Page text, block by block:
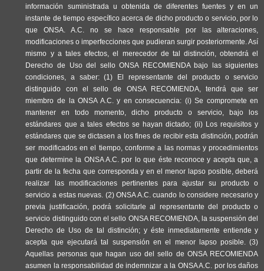
información suministrada u obtenida de diferentes fuentes y en un
instante de tiempo específico acerca de dicho producto o servicio, por lo
que ONSA. A.C. no se hace responsable por las alteraciones,
modificaciones o imperfecciones que pudieran surgir posteriormente. Así
mismo y a tales efectos, el merecedor de tal distinción, obtendrá el
Derecho de Uso del sello ONSA RECOMIENDA bajo las siguientes
condiciones, a saber: (1) El representante del producto o servicio
distinguido con el sello de ONSA RECOMIENDA, tendrá que ser
miembro de la ONSA A.C. y en consecuencia: (i) Se compromete en
mantener en todo momento, dicho producto o servicio, bajo los
estándares que a tales efectos se hayan dictado; (ii) Los requisitos y
estándares que se dictasen a los fines de recibir esta distinción, podrán
ser modificados en el tiempo, conforme a las normas y procedimientos
que determine la ONSA A.C. por lo que éste reconoce y acepta que, a
partir de la fecha que corresponda y en el menor lapso posible, deberá
realizar las modificaciones pertinentes para ajustar su producto o
servicio a estas nuevas. (2) ONSA A.C. cuando lo considere necesario y
previa justificación, podrá solicitarle al representante del producto o
servicio distinguido con el sello ONSA RECOMIENDA, la suspensión del
Derecho de Uso de tal distinción; y éste inmediatamente entiende y
acepta que ejecutará tal suspensión en el menor lapso posible. (3)
Aquellas personas que hagan uso del sello de ONSA RECOMIENDA
asumen la responsabilidad de indemnizar a la ONSA A.C. por los daños